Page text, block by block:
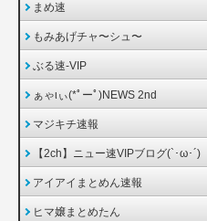
まめ速
もみあげチャ〜シュ〜
ぶる速-VIP
ぁゃιぃ(*ﾟーﾟ)NEWS 2nd
マジキチ速報
【2ch】ニュー速VIPブログ(`･ω･´)
アイアイまとめん速報
ヒマ嬢まとめたん